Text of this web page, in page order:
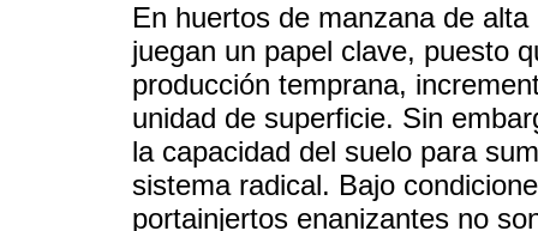
En huertos de manzana de
juegan un papel clave, puesto
producción temprana,
unidad de superficie. Sin
la capacidad del suelo para
sistema radical. Bajo
portainjertos enanizantes no